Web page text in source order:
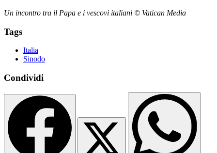
Un incontro tra il Papa e i vescovi italiani © Vatican Media
Tags
Italia
Sinodo
Condividi